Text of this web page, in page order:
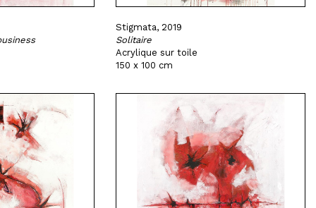
Stigmata, 2019
Solitaire
Acrylique sur toile
150 x 100 cm